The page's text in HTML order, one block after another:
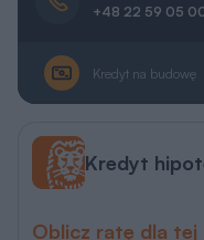
+48 22 59 05
Kredyt na budowę
Kredyt
Oblicz ratę dla tej